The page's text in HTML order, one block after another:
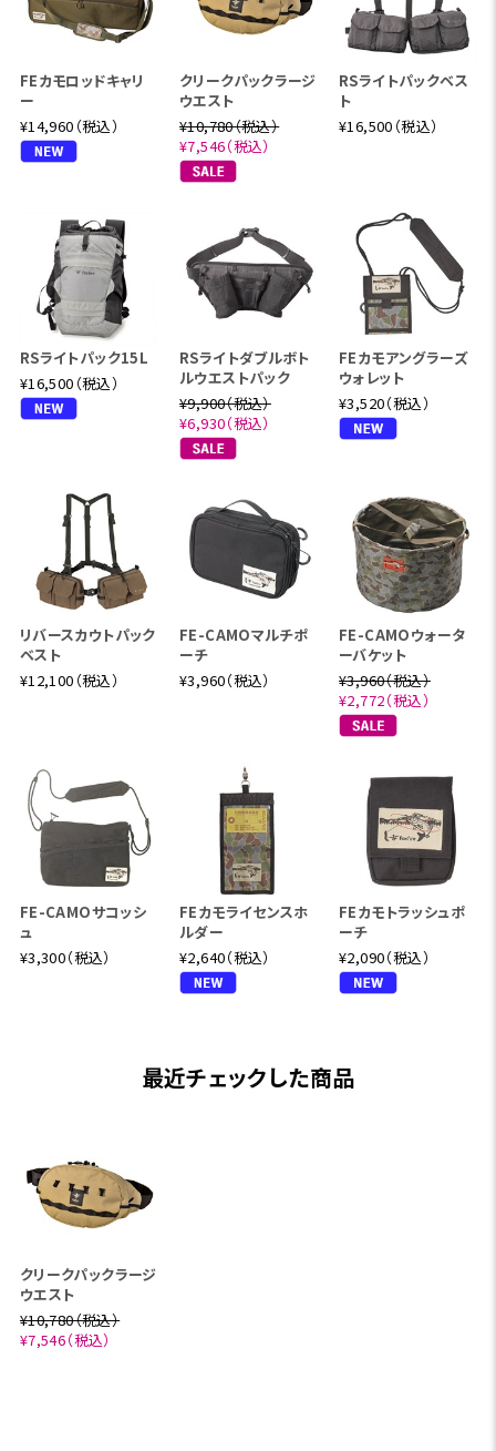
FEカモロッドキャリ
ー
¥14,960（税込）
クリークパックラージ
ウエスト
¥10,780（税込）
¥7,546（税込）
RSライトパックベス
ト
¥16,500（税込）
RSライトパック15L
¥16,500（税込）
RSライトダブルボト
ルウエストパック
¥9,900（税込）
¥6,930（税込）
FEカモアングラーズ
ウォレット
¥3,520（税込）
リバースカウトパック
ベスト
¥12,100（税込）
FE-CAMOマルチポ
ーチ
¥3,960（税込）
FE-CAMOウォータ
ーバケット
¥3,960（税込）
¥2,772（税込）
FE-CAMOサコッシ
ュ
¥3,300（税込）
FEカモライセンスホ
ルダー
¥2,640（税込）
FEカモトラッシュポ
ーチ
¥2,090（税込）
最近チェックした商品
クリークパックラージ
ウエスト
¥10,780（税込）
¥7,546（税込）